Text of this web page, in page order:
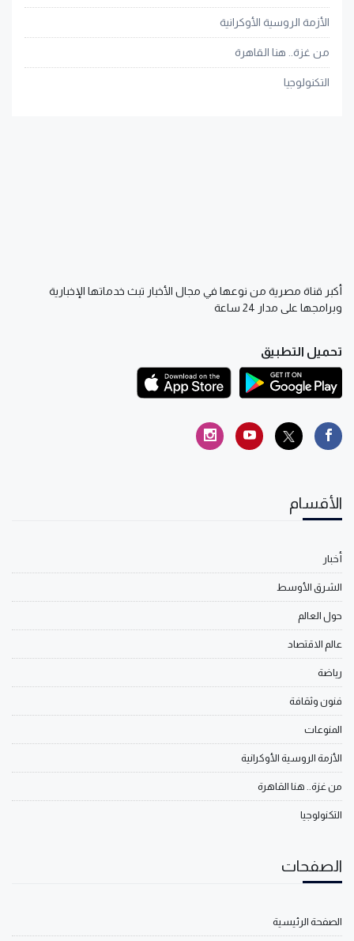
الأزمة الروسية الأوكرانية
من غزة.. هنا القاهرة
التكنولوجيا
أكبر قناة مصرية من نوعها في مجال الأخبار تبث خدماتها الإخبارية
وبرامجها على مدار 24 ساعة
تحميل التطبيق
الأقسام
أخبار
الشرق الأوسط
حول العالم
عالم الاقتصاد
رياضة
فنون وثقافة
المنوعات
الأزمة الروسية الأوكرانية
من غزة.. هنا القاهرة
التكنولوجيا
الصفحات
الصفحة الرئيسية